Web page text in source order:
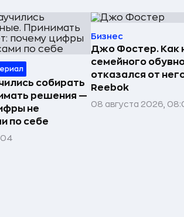
собирать
решения —
не
по себе
Бизнес
Джо Фостер. Как
семейного
отказался от
Reebok
08 августа 2026,